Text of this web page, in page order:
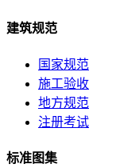
建筑规范
国家规范
施工验收
地方规范
注册考试
标准图集